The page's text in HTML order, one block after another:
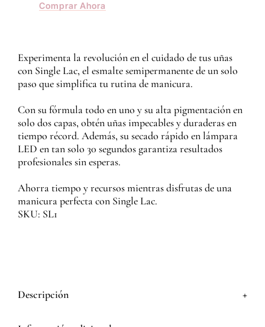
Comprar Ahora
Experimenta la revolución en el cuidado de tus uñas
con Single Lac, el esmalte semipermanente de un solo
paso que simplifica tu rutina de manicura.
Con su fórmula todo en uno y su alta pigmentación en
solo dos capas, obtén uñas impecables y duraderas en
tiempo récord. Además, su secado rápido en lámpara
LED en tan solo 30 segundos garantiza resultados
profesionales sin esperas.
Ahorra tiempo y recursos mientras disfrutas de una
manicura perfecta con Single Lac.
SKU: SL1
Descripción +